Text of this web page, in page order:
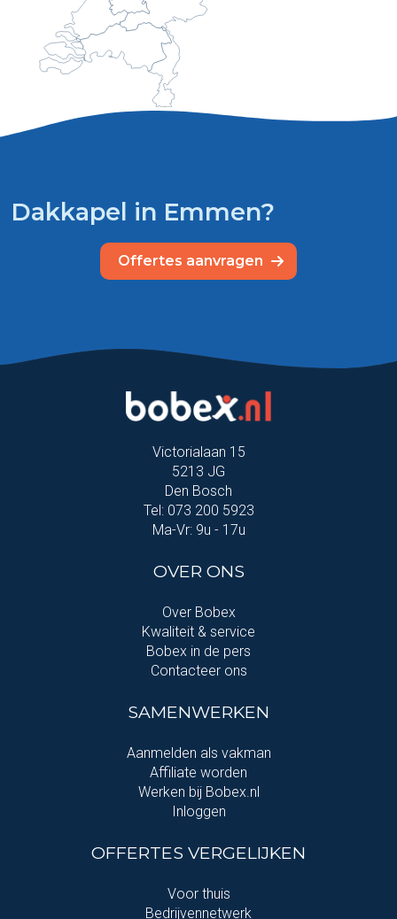
Dakkapel in Emmen?
Offertes aanvragen
Victorialaan 15
5213 JG
Den Bosch
Tel: 073 200 5923
Ma-Vr: 9u - 17u
OVER ONS
Over Bobex
Kwaliteit & service
Bobex in de pers
Contacteer ons
SAMENWERKEN
Aanmelden als vakman
Affiliate worden
Werken bij Bobex.nl
Inloggen
OFFERTES VERGELIJKEN
Voor thuis
Bedrijvennetwerk